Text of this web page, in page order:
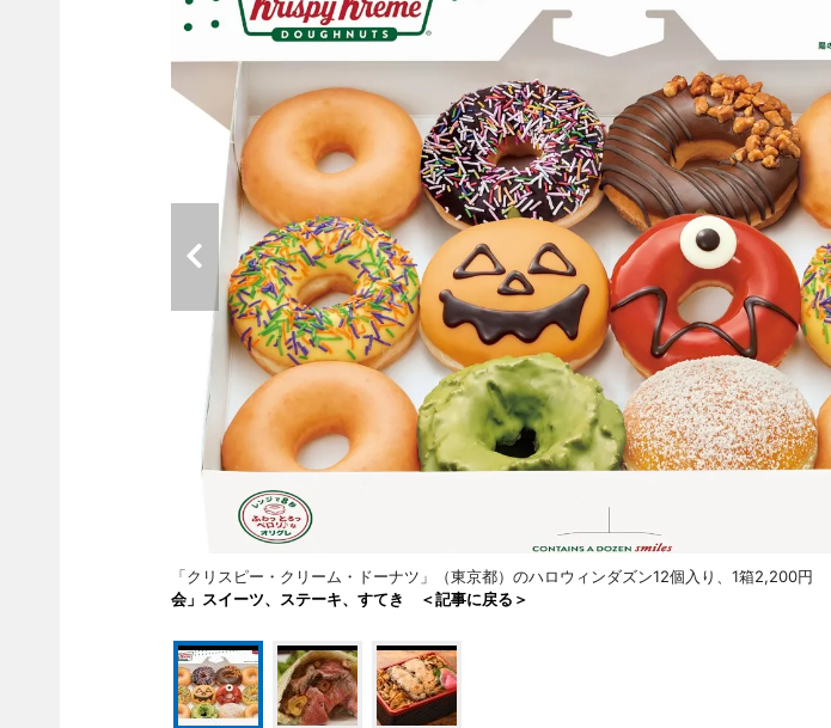
「クリスピー・クリーム・ドーナツ」（東京都）のハロウィンダズン12個入り、1箱2,200円
会」スイーツ、ステーキ、すてき ＜記事に戻る＞